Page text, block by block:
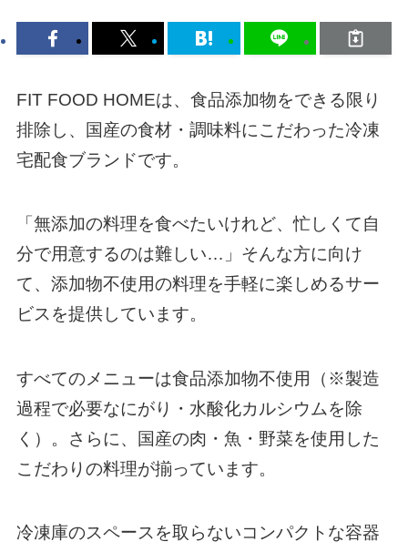
FIT FOOD HOMEは、食品添加物をできる限り
排除し、国産の食材・調味料にこだわった冷凍
宅配食ブランドです。
「無添加の料理を食べたいけれど、忙しくて自
分で用意するのは難しい…」そんな方に向け
て、添加物不使用の料理を手軽に楽しめるサー
ビスを提供しています。
すべてのメニューは食品添加物不使用（※製造
過程で必要なにがり・水酸化カルシウムを除
く）。さらに、国産の肉・魚・野菜を使用した
こだわりの料理が揃っています。
冷凍庫のスペースを取らないコンパクトな容器